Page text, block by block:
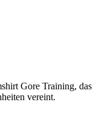
Gore Training, das
vereint.